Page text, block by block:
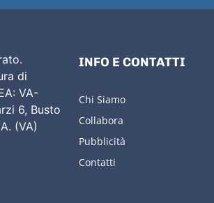
di
VA-
6, Busto
(VA)
INFO E CONTATTI
Chi Siamo
Collabora
Pubblicità
Contatti